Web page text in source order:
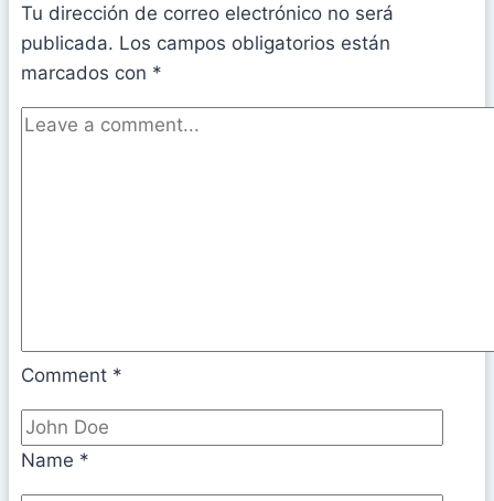
Tu dirección de correo electrónico no será
publicada. Los campos obligatorios están
marcados con *
Comment *
Name *